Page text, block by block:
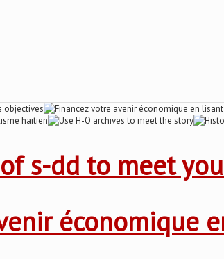
s-dd to meet
économique